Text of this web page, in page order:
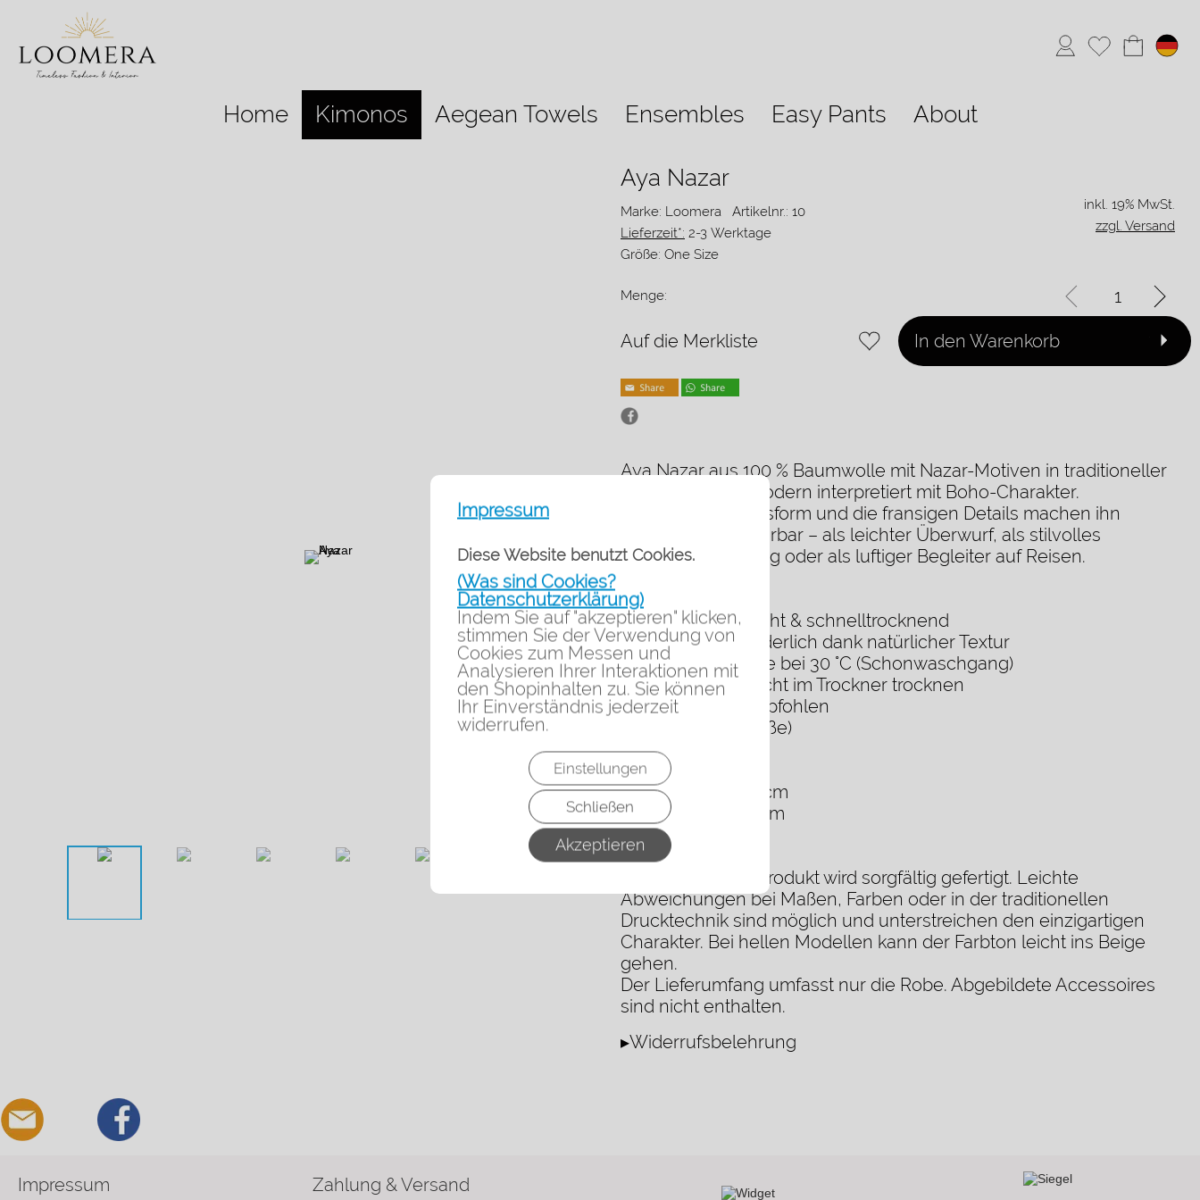
Impressum
Diese Website benutzt Cookies.
(Was sind Cookies?
Datenschutzerklärung)
Indem Sie auf "akzeptieren" klicken,
stimmen Sie der Verwendung von
Cookies zum Messen und
Analysieren Ihrer Interaktionen mit
den Shopinhalten zu. Sie können
Ihr Einverständnis jederzeit
widerrufen.
Einstellungen
Schließen
Akzeptieren
Home Kimonos Aegean Towels Ensembles Easy Pants About
Aya Nazar
Marke: Loomera Artikelnr.: 10
Lieferzeit*: 2-3 Werktage
Größe: One Size
inkl. 19% MwSt.
zzgl. Versand
Menge:
Auf die Merkliste In den Warenkorb
Aya Nazar aus 100 % Baumwolle mit Nazar-Motiven in traditioneller
Drucktechnik – modern interpretiert mit Boho-Charakter.
Seine lockere Passform und die fransigen Details machen ihn
vielseitig kombinierbar – als leichter Überwurf, als stilvolles
Statement im Alltag oder als luftiger Begleiter auf Reisen.
100 % Baumwolle
Atmungsaktiv, leicht & schnelltrocknend
Kein Bügeln erforderlich dank natürlicher Textur
Maschinenwäsche bei 30 °C (Schonwaschgang)
Nicht bleichen, nicht im Trockner trocknen
Lufttrocknung empfohlen
Maße (Einheitsgröße)
Länge: ca. 90 cm
Breite: ca. 72 cm
Armlänge: ca. 40 cm
Armweite: ca. 27 cm
Lockere Passform
Hinweis
Jedes Loomera-Produkt wird sorgfältig gefertigt. Leichte
Abweichungen bei Maßen, Farben oder in der traditionellen
Drucktechnik sind möglich und unterstreichen den einzigartigen
Charakter. Bei hellen Modellen kann der Farbton leicht ins Beige
gehen.
Der Lieferumfang umfasst nur die Robe. Abgebildete Accessoires
sind nicht enthalten.
▸Widerrufsbelehrung
Impressum Zahlung & Versand